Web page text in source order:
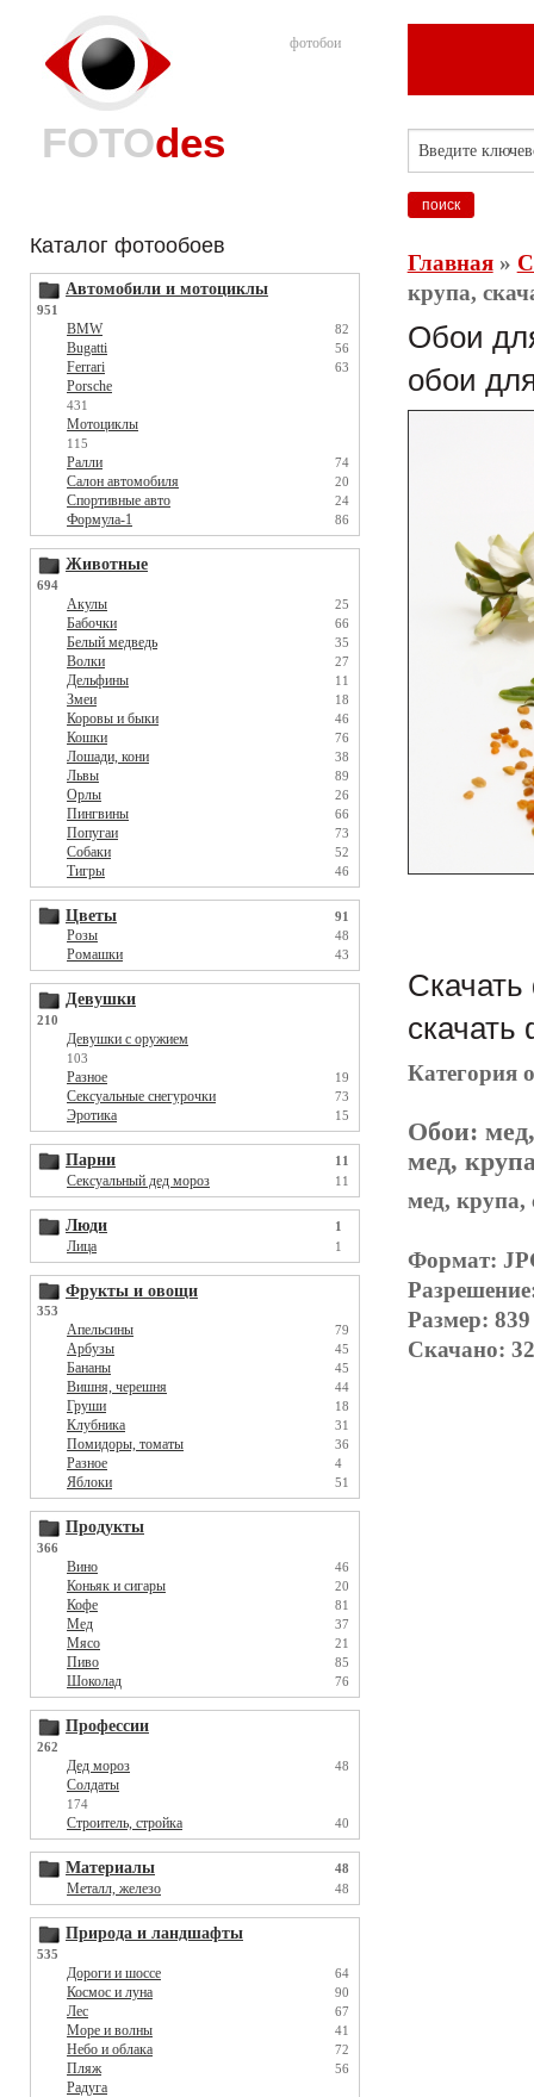
фотобои
FOTOdes
Каталог фотообоев
Автомобили и мотоциклы
951
BMW 82
Bugatti 56
Ferrari 63
Porsche
431
Мотоциклы
115
Ралли 74
Салон автомобиля 20
Спортивные авто 24
Формула-1 86
Животные
694
Акулы 25
Бабочки 66
Белый медведь 35
Волки 27
Дельфины 11
Змеи 18
Коровы и быки 46
Кошки 76
Лошади, кони 38
Львы 89
Орлы 26
Пингвины 66
Попугаи 73
Собаки 52
Тигры 46
Цветы 91
Розы 48
Ромашки 43
Девушки
210
Девушки с оружием
103
Разное 19
Сексуальные снегурочки 73
Эротика 15
Парни 11
Сексуальный дед мороз 11
Люди 1
Лица 1
Фрукты и овощи
353
Апельсины 79
Арбузы 45
Бананы 45
Вишня, черешня 44
Груши 18
Клубника 31
Помидоры, томаты 36
Разное 4
Яблоки 51
Продукты
366
Вино 46
Коньяк и сигары 20
Кофе 81
Мед 37
Мясо 21
Пиво 85
Шоколад 76
Профессии
262
Дед мороз 48
Солдаты
174
Строитель, стройка 40
Материалы 48
Металл, железо 48
Природа и ландшафты
535
Дороги и шоссе 64
Космос и луна 90
Лес 67
Море и волны 41
Небо и облака 72
Пляж 56
Радуга
Главная»
крупа,
Обои
обои
Скачать
скачать
Категория
Обои:
мед,
мед, крупа,
Формат:
Размер:
Скачано: